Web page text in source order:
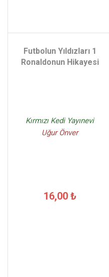
Futbolun Yıldızları 1
Ronaldonun Hikayesi
Kırmızı Kedi Yayınevi
Uğur Önver
16,00 ₺